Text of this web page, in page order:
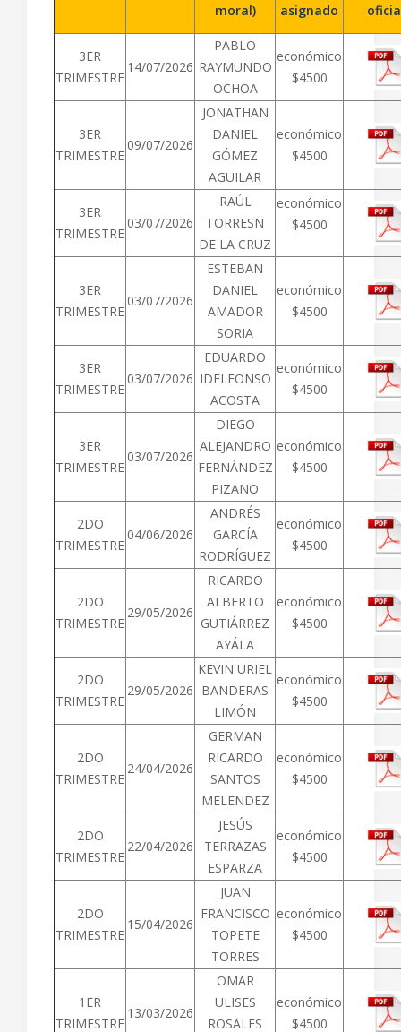
moral)
asignado
3ER
TRIMESTRE
14/07/2026
PABLO
RAYMUNDO
OCHOA
económico
$4500
3ER
TRIMESTRE
09/07/2026
JONATHAN
DANIEL
GÓMEZ
AGUILAR
económico
$4500
3ER
TRIMESTRE
03/07/2026
RAÚL
TORRESN
DE LA CRUZ
económico
$4500
3ER
TRIMESTRE
03/07/2026
ESTEBAN
DANIEL
AMADOR
SORIA
económico
$4500
3ER
TRIMESTRE
03/07/2026
EDUARDO
IDELFONSO
ACOSTA
económico
$4500
3ER
TRIMESTRE
03/07/2026
DIEGO
ALEJANDRO
FERNÁNDEZ
PIZANO
económico
$4500
2DO
TRIMESTRE
04/06/2026
ANDRÉS
GARCÍA
RODRÍGUEZ
económico
$4500
2DO
TRIMESTRE
29/05/2026
RICARDO
ALBERTO
GUTIÁRREZ
AYÁLA
económico
$4500
2DO
TRIMESTRE
29/05/2026
KEVIN URIEL
BANDERAS
LIMÓN
económico
$4500
2DO
TRIMESTRE
24/04/2026
GERMAN
RICARDO
SANTOS
MELENDEZ
económico
$4500
2DO
TRIMESTRE
22/04/2026
JESÚS
TERRAZAS
ESPARZA
económico
$4500
2DO
TRIMESTRE
15/04/2026
JUAN
FRANCISCO
TOPETE
TORRES
económico
$4500
1ER
TRIMESTRE
13/03/2026
OMAR
ULISES
ROSALES
económico
$4500